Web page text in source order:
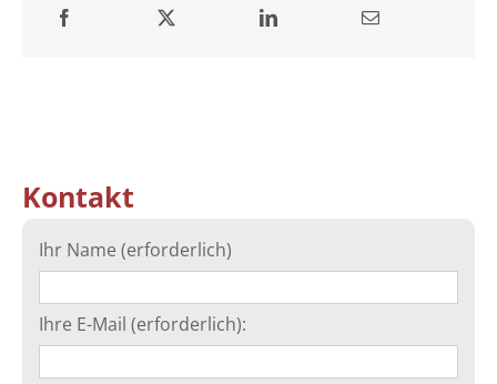
Kontakt
Ihr Name (erforderlich)
Ihre E-Mail (erforderlich):